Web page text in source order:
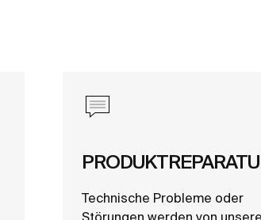
Technische Probleme oder
Störungen werden von